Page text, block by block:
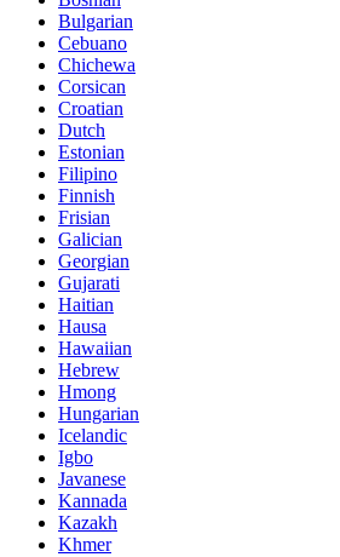
Bulgarian
Cebuano
Chichewa
Corsican
Croatian
Dutch
Estonian
Filipino
Finnish
Frisian
Galician
Georgian
Gujarati
Haitian
Hausa
Hawaiian
Hebrew
Hmong
Hungarian
Icelandic
Igbo
Javanese
Kannada
Kazakh
Khmer